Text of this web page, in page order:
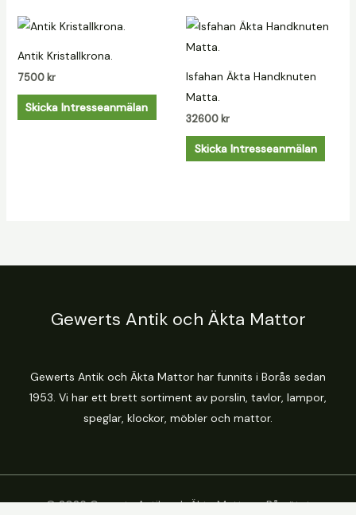
Antik Kristallkrona.
7500 kr
Skicka Intresseanmälan
Isfahan Äkta Handknuten
Matta.
32600 kr
Skicka Intresseanmälan
Gewerts Antik och Äkta Mattor
Gewerts Antik och Äkta Mattor har funnits i Borås sedan
1953. Vi har ett brett sortiment av porslin, tavlor, lampor,
speglar, klockor, möbler och mattor.
© 2026 Gewerts Antik och Äkta Mattor - På nätet